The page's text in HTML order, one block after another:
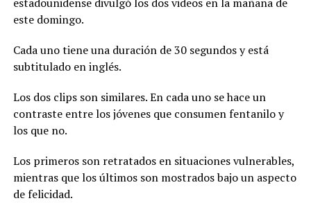
estadounidense divulgó los dos videos en la mañana de
este domingo.
Cada uno tiene una duración de 30 segundos y está
subtitulado en inglés.
Los dos clips son similares. En cada uno se hace un
contraste entre los jóvenes que consumen fentanilo y
los que no.
Los primeros son retratados en situaciones vulnerables,
mientras que los últimos son mostrados bajo un aspecto
de felicidad.